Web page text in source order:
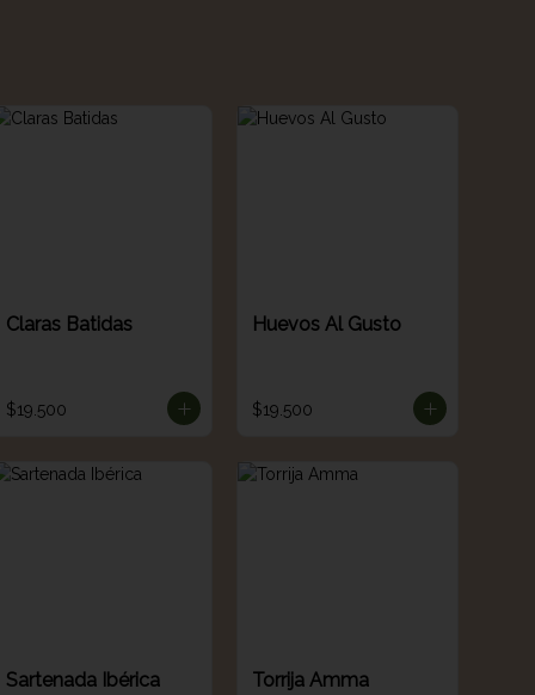
Claras Batidas
$19.500
Huevos Al Gusto
$19.500
Sartenada Ibérica Torrija Amma